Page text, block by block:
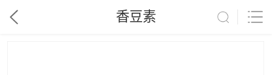
香豆素